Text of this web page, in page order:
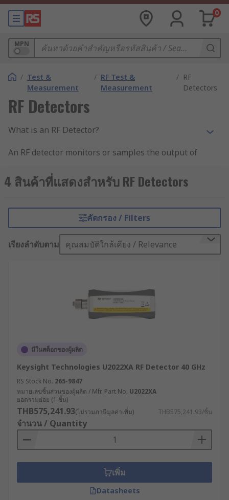
0
MPN
/ Test &
Measurement
/ RF Test &
Measurement
/ RF
Detectors
RF Detectors
What is an RF Detector?
An RF detector monitors or samples the output of
proportional to the power at that point. RF power,
rather than voltage is the primary measure of a
key factor in maintain reliable communications.
RF detectors are used primarily to measure and
control RF power in wireless systems.
There are two basic types
• Logarithmic type: converts the input RF power
• RMS type: creates a dc output proportional to
Selecting the right RF detector
The type of RF signal to be measured is the most
important determining factor in the type of
detector to use. For most general power
type is the most useful. For pulsed RF signals, the
log type is also best because of the fast response
times available. Applications where the signal
4 สินค้าที่แสดงสำหรับ RF Detectors
คัดกรอง / Filters
เรียงลำดับตาม คุณสมบัติใกล้เคียง / Relevance
มีในสต็อกของผู้ผลิต
Keysight Technologies U2022XA RF Detector 40 GHz
RS Stock No. 265-9847
หมายเลขชิ้นส่วนของผู้ผลิต / Mfr. Part No. U2022XA
ยอดรวมย่อย (1 ชิ้น)
THB575,241.93(ไม่รวมภาษีมูลค่าเพิ่ม) THB575,241.93/ชิ้น
จำนวน / Quantity
เพิ่ม
Datasheets